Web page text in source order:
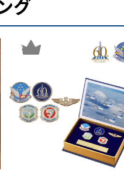
け部は外側を厚く、土踏
吸収。
材。土踏まずまでのびた
グ
2